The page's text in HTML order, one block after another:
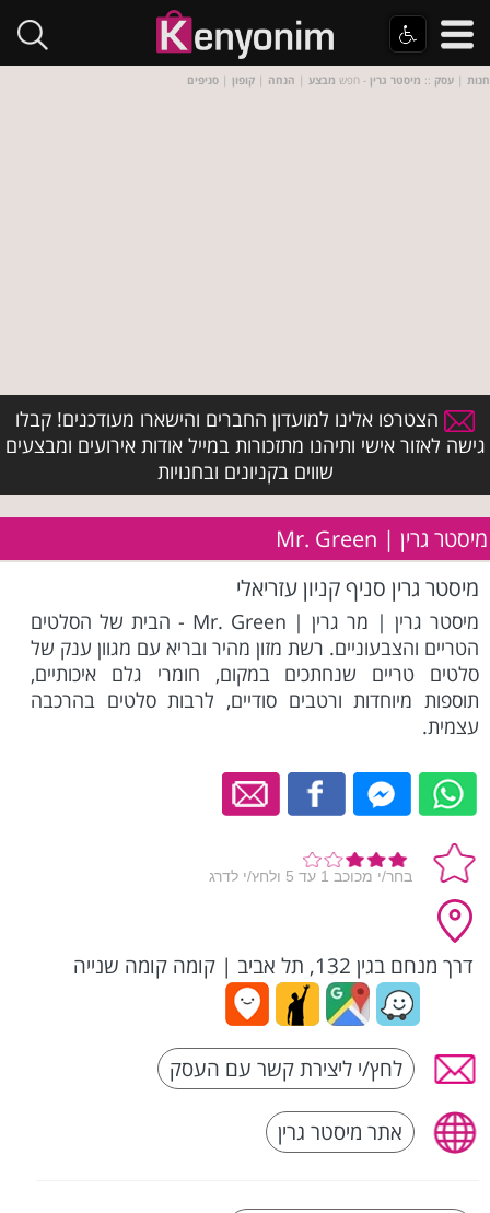
חנות | עסק :: מיסטר גרין - חפש מבצע | הנחה | קופון | סניפים
הצטרפו אלינו למועדון החברים והישארו מעודכנים! קבלו
גישה לאזור אישי ותיהנו מתזכורות במייל אודות אירועים ומבצעים
שווים בקניונים ובחנויות
מיסטר גרין | Mr. Green
מיסטר גרין סניף קניון עזריאלי
מיסטר גרין | מר גרין | Mr. Green - הבית של הסלטים
הטריים והצבעוניים. רשת מזון מהיר ובריא עם מגוון ענק של
סלטים טריים שנחתכים במקום, חומרי גלם איכותיים,
תוספות מיוחדות ורטבים סודיים, לרבות סלטים בהרכבה
עצמית.
דרך מנחם בגין 132, תל אביב | קומה קומה שנייה
לחץ/י ליצירת קשר עם העסק
אתר מיסטר גרין